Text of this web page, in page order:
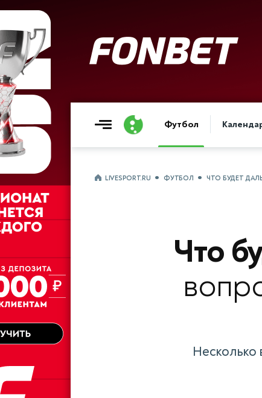
Футбол
LIVESPORT.RU ФУТБОЛ ЧТО БУДЕТ
Что
Несколько